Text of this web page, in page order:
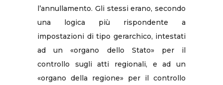
l’annullamento. Gli stessi erano, secondo
una logica più rispondente a
impostazioni di tipo gerarchico, intestati
ad un «organo dello Stato» per il
controllo sugli atti regionali, e ad un
«organo della regione» per il controllo